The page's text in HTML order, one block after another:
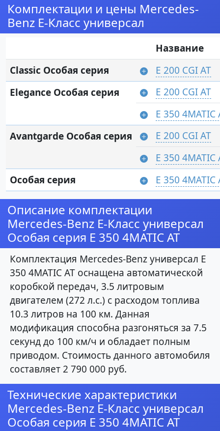
Комплектации и цены Mercedes-
Benz E-Класс универсал
Название
Classic Особая серия
E 200 CGI AT
Elegance Особая серия
E 200 CGI AT
E 350 4MATIC
Avantgarde Особая серия
E 200 CGI AT
E 350 4MATIC
Особая серия
E 350 4MATIC
Описание комплектации
Mercedes-Benz E-Класс универсал
Особая серия E 350 4MATIC AT
Комплектация Mercedes-Benz универсал E
350 4MATIC AT оснащена автоматической
коробкой передач, 3.5 литровым
двигателем (272 л.с.) с расходом топлива
10.3 литров на 100 км. Данная
модификация способна разгоняться за 7.5
секунд до 100 км/ч и обладает полным
приводом. Стоимость данного автомобиля
составляет 2 790 000 руб.
Технические характеристики
Mercedes-Benz E-Класс универсал
Особая серия E 350 4MATIC AT